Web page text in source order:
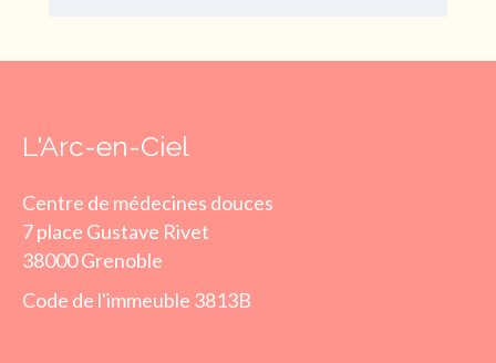
L'Arc-en-Ciel
Centre de médecines douces
7 place Gustave Rivet
38000 Grenoble
Code de l'immeuble 3813B